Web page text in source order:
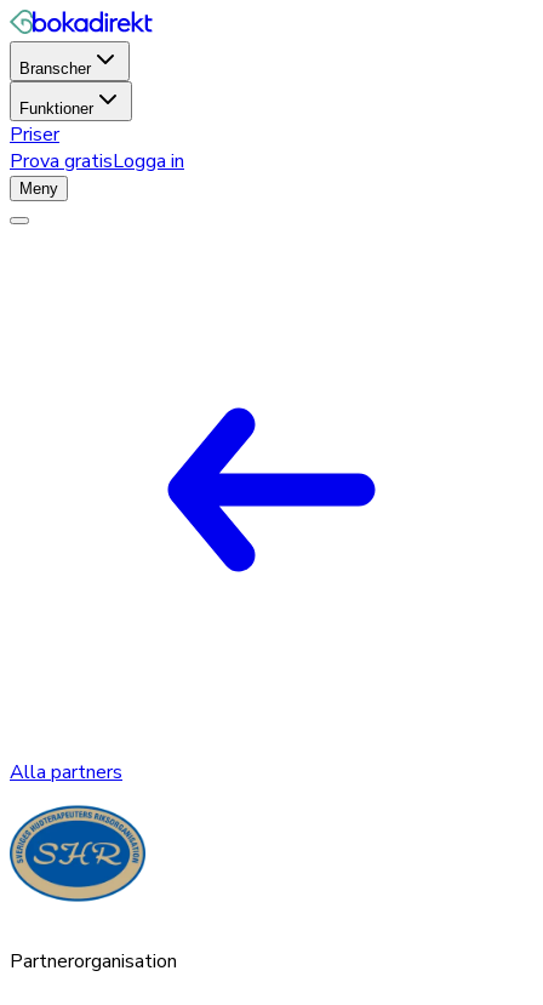
Branscher
Funktioner
Priser
Prova gratisLogga in
Meny
Alla partners
Partnerorganisation